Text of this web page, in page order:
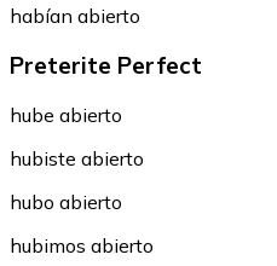
habían abierto
Preterite Perfect
hube abierto
hubiste abierto
hubo abierto
hubimos abierto